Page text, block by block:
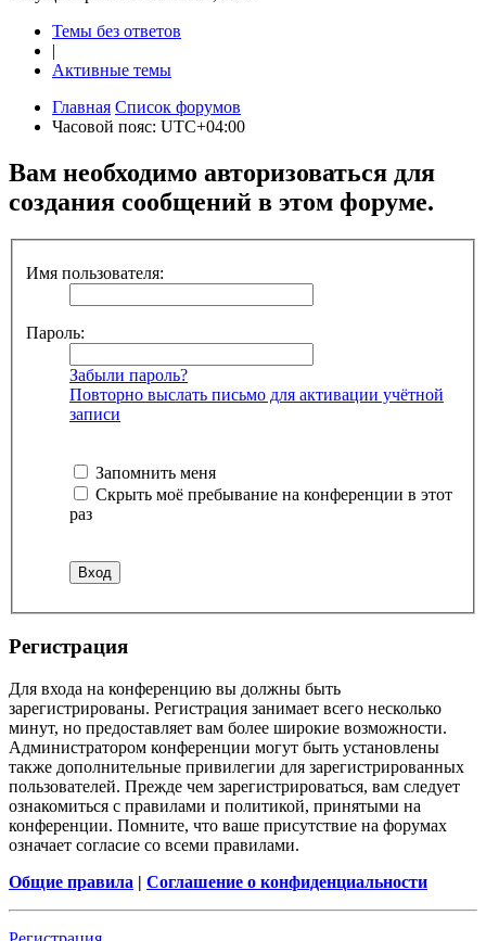
Темы без ответов
|
Активные темы
Главная Список форумов
Часовой пояс: UTC+04:00
Вам необходимо авторизоваться для
создания сообщений в этом форуме.
Имя пользователя:
Пароль:
Забыли пароль?
Повторно выслать письмо для активации учётной
записи
Запомнить меня
Скрыть моё пребывание на конференции в этот
раз
Регистрация
Для входа на конференцию вы должны быть
зарегистрированы. Регистрация занимает всего несколько
минут, но предоставляет вам более широкие возможности.
Администратором конференции могут быть установлены
также дополнительные привилегии для зарегистрированных
пользователей. Прежде чем зарегистрироваться, вам следует
ознакомиться с правилами и политикой, принятыми на
конференции. Помните, что ваше присутствие на форумах
означает согласие со всеми правилами.
Общие правила | Соглашение о конфиденциальности